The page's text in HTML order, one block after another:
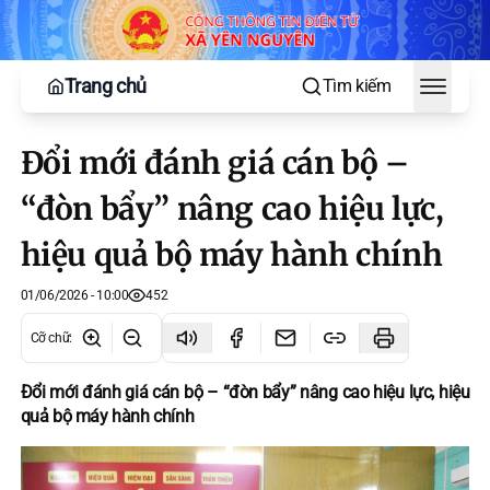
Trang chủ Tìm kiếm
Toggle
Đổi mới đánh giá cán bộ –
“đòn bẩy” nâng cao hiệu lực,
hiệu quả bộ máy hành chính
01/06/2026 - 10:00 452
Cỡ chữ:
Đổi mới đánh giá cán bộ – “đòn bẩy” nâng cao hiệu lực, hiệu
quả bộ máy hành chính